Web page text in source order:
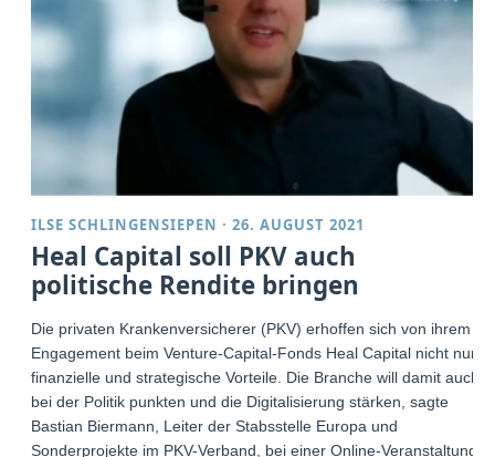
ILSE SCHLINGENSIEPEN ·26. AUGUST 2021
Heal Capital soll PKV auch
politische Rendite bringen
Die privaten Krankenversicherer (PKV) erhoffen sich von ihrem
Engagement beim Venture-Capital-Fonds Heal Capital nicht nur
finanzielle und strategische Vorteile. Die Branche will damit auch
bei der Politik punkten und die Digitalisierung stärken, sagte
Bastian Biermann, Leiter der Stabsstelle Europa und
Sonderprojekte im PKV-Verband, bei einer Online-Veranstaltung.